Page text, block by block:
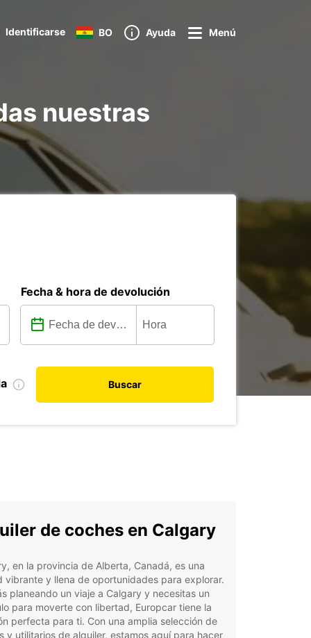
Identificarse BO Ayuda Menú
nuestras
Fecha & hora de devolución
Buscar
de coches en Calgary
en la provincia de Alberta, Canadá, es una
vibrante y llena de oportunidades para explorar.
planeando un viaje a Calgary y necesitas un
para moverte con libertad, Europcar tiene la
perfecta para ti. Con una amplia selección de
y utilitarios de alquiler, estamos aquí para hacer